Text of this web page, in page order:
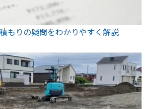
もりの疑問をわかりやすく解説